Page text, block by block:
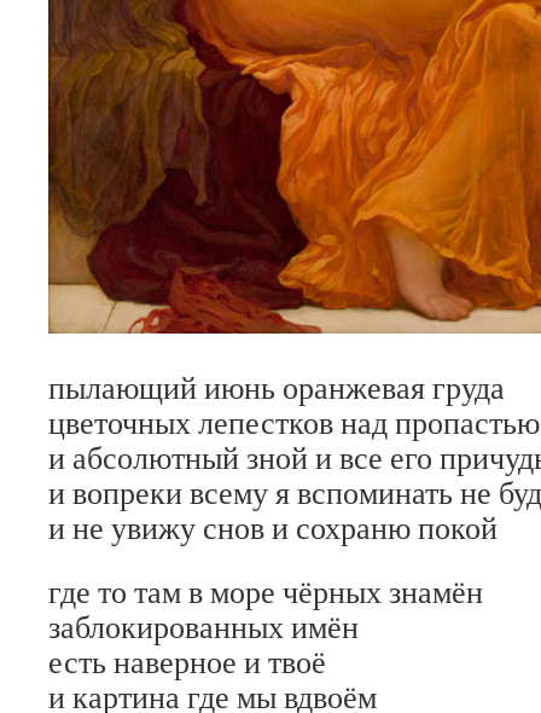
пылающий июнь оранжевая груда
цветочных лепестков над
и абсолютный зной и все его
и вопреки всему я вспоминать не
и не увижу снов и сохраню покой
где то там в море чёрных знамён
заблокированных имён
есть наверное и твоё
и картина где мы вдвоём